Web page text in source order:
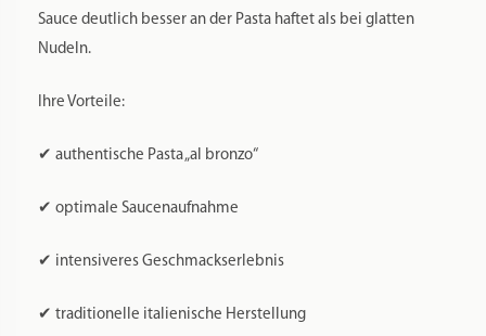
Sauce deutlich besser an der Pasta haftet als bei glatten
Nudeln.
Ihre Vorteile:
✔ authentische Pasta „al bronzo“
✔ optimale Saucenaufnahme
✔ intensiveres Geschmackserlebnis
✔ traditionelle italienische Herstellung